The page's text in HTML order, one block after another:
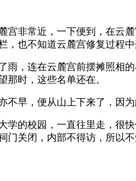
宫非常近，一下便到，在云
，也不知道云麓宫修复过程
雨，连在云麓宫前摆摊照相
那时，这些名单还在。
不早，便从山上下来了，因
学的校园，一直往里走，很
门关闭，内部不得访，所以